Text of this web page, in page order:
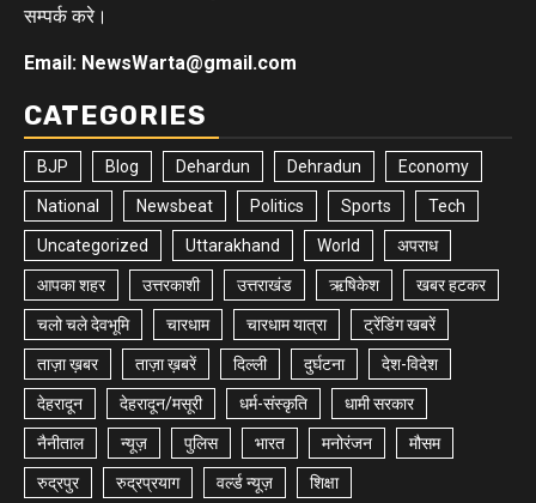
सम्पर्क करे।
Email: NewsWarta@gmail.com
CATEGORIES
BJP Blog Dehardun Dehradun Economy
National Newsbeat Politics Sports Tech
Uncategorized Uttarakhand World अपराध
आपका शहर उत्तरकाशी उत्तराखंड ऋषिकेश खबर हटकर
चलो चले देवभूमि चारधाम चारधाम यात्रा ट्रेंडिंग खबरें
ताज़ा ख़बर ताज़ा ख़बरें दिल्ली दुर्घटना देश-विदेश
देहरादून देहरादून/मसूरी धर्म-संस्कृति धामी सरकार
नैनीताल न्यूज़ पुलिस भारत मनोरंजन मौसम
रुद्रपुर रुद्रप्रयाग वर्ल्ड न्यूज़ शिक्षा